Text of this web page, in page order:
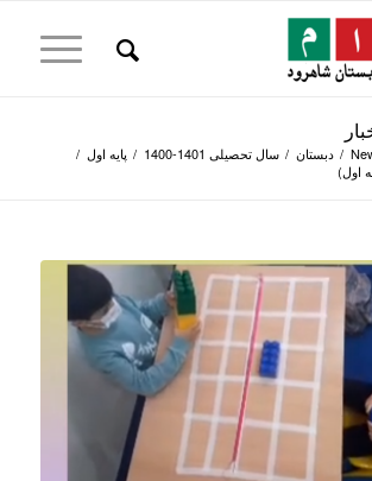
/ دبستان / سال تحصیلی 1401-1400 / پایه اول /
اول)